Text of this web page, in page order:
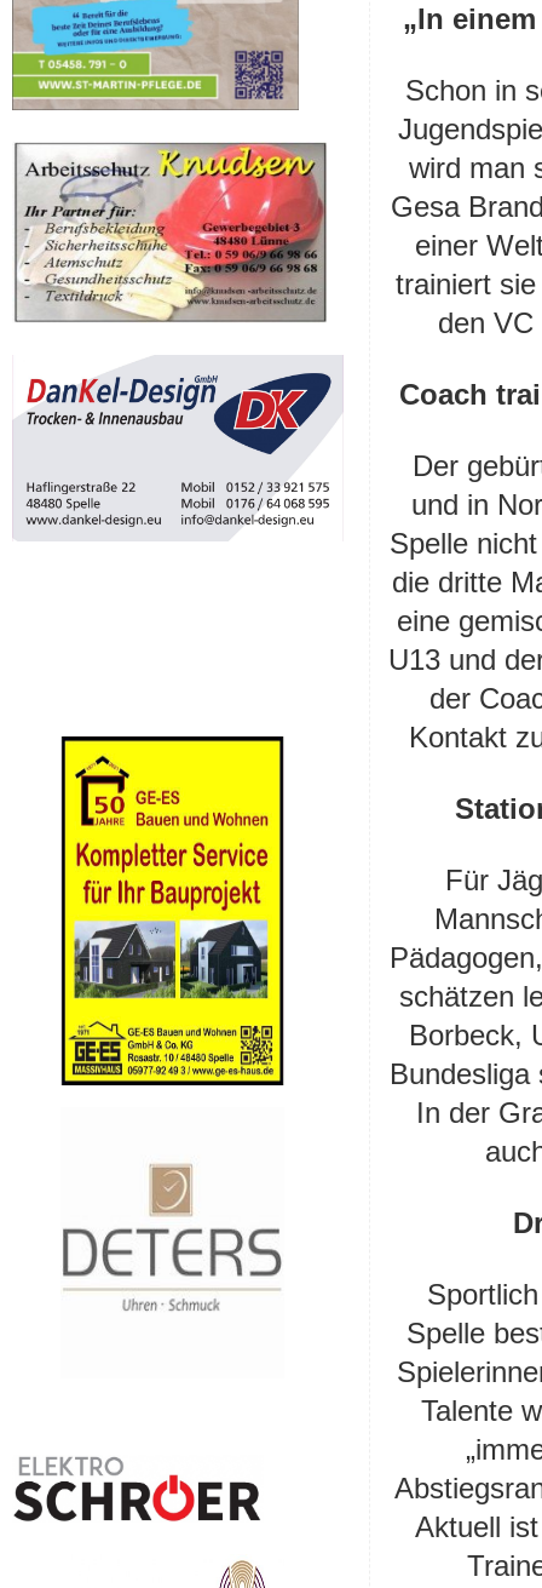
„In
Schon in
wird man
Gesa
einer
trainiert
den
Coach
Der
und in
Spelle
die dritte
eine
U13 und
der
Kontakt
Für
schätzen
Borbeck,
In der
Spelle
Talente
Aktuell